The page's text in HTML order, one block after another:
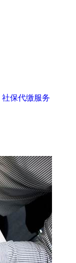
社保代缴服务